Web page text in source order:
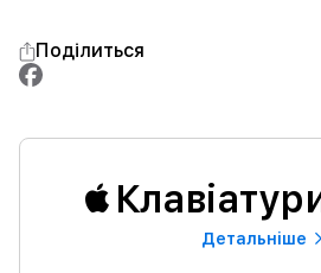
Поділиться
Детальнiше